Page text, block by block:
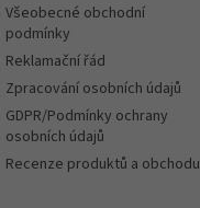
Všeobecné obchodní
podmínky
Reklamační řád
Zpracování osobních údajů
GDPR/Podmínky ochrany
osobních údajů
Recenze produktů a obchodu